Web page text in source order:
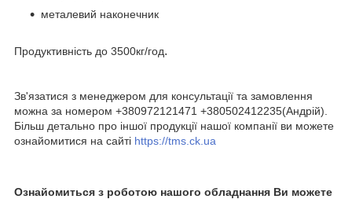
металевий наконечник
Продуктивність до 3500кг/год.
Зв'язатися з менеджером для консультації та замовлення
можна за номером +380972121471 +380502412235(Андрій).
Більш детально про іншої продукції нашої компанії ви можете
ознайомитися на сайті https://tms.ck.ua
Ознайомиться з роботою нашого обладнання Ви можете